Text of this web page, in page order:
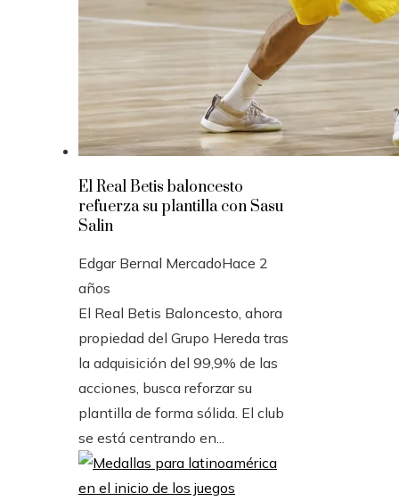
El Real Betis baloncesto
refuerza su plantilla con Sasu
Salin
Edgar Bernal MercadoHace 2
años
El Real Betis Baloncesto, ahora
propiedad del Grupo Hereda tras
la adquisición del 99,9% de las
acciones, busca reforzar su
plantilla de forma sólida. El club
se está centrando en...